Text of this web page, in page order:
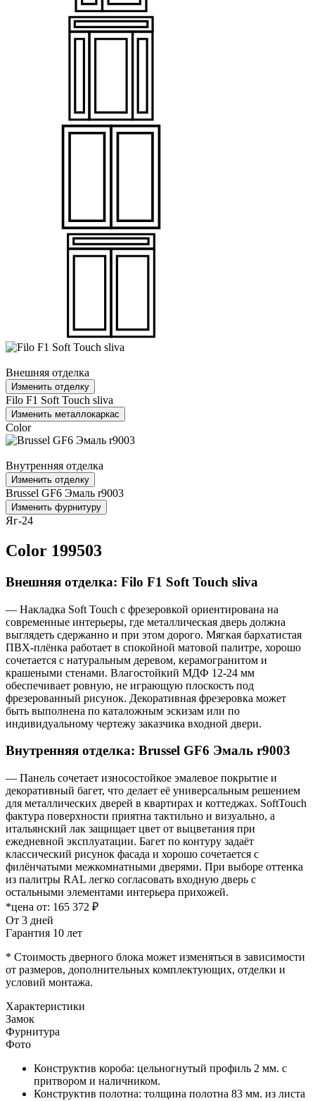
Внешняя отделка
Изменить отделку
Filo F1 Soft Touch sliva
Изменить металлокаркас
Color
Внутренняя отделка
Изменить отделку
Brussel GF6 Эмаль r9003
Изменить фурнитуру
Яг-24
Color 199503
Внешняя отделка: Filo F1 Soft Touch sliva
— Накладка Soft Touch с фрезеровкой ориентирована на
современные интерьеры, где металлическая дверь должна
выглядеть сдержанно и при этом дорого. Мягкая бархатистая
ПВХ-плёнка работает в спокойной матовой палитре, хорошо
сочетается с натуральным деревом, керамогранитом и
крашеными стенами. Влагостойкий МДФ 12-24 мм
обеспечивает ровную, не играющую плоскость под
фрезерованный рисунок. Декоративная фрезеровка может
быть выполнена по каталожным эскизам или по
индивидуальному чертежу заказчика входной двери.
Внутренняя отделка: Brussel GF6 Эмаль r9003
— Панель сочетает износостойкое эмалевое покрытие и
декоративный багет, что делает её универсальным решением
для металлических дверей в квартирах и коттеджах. SoftTouch
фактура поверхности приятна тактильно и визуально, а
итальянский лак защищает цвет от выцветания при
ежедневной эксплуатации. Багет по контуру задаёт
классический рисунок фасада и хорошо сочетается с
филёнчатыми межкомнатными дверями. При выборе оттенка
из палитры RAL легко согласовать входную дверь с
остальными элементами интерьера прихожей.
*цена от: 165 372 ₽
От 3 дней
Гарантия 10 лет
* Стоимость дверного блока может изменяться в зависимости
от размеров, дополнительных комплектующих, отделки и
условий монтажа.
Характеристики
Замок
Фурнитура
Фото
Конструктив короба: цельногнутый профиль 2 мм. с
притвором и наличником.
Конструктив полотна: толщина полотна 83 мм. из листа